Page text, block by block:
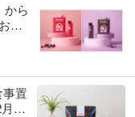
から
や
物
置